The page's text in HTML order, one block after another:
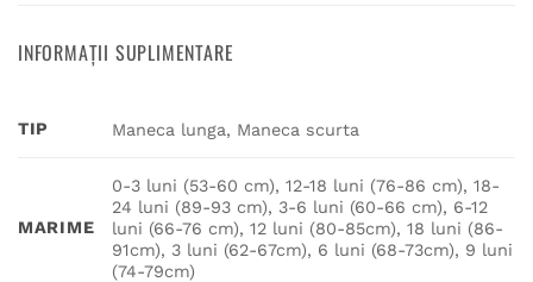
INFORMAȚII SUPLIMENTARE
TIP Maneca lunga, Maneca scurta
MARIME
0-3 luni (53-60 cm), 12-18 luni (76-86 cm), 18-
24 luni (89-93 cm), 3-6 luni (60-66 cm), 6-12
luni (66-76 cm), 12 luni (80-85cm), 18 luni (86-
91cm), 3 luni (62-67cm), 6 luni (68-73cm), 9 luni
(74-79cm)